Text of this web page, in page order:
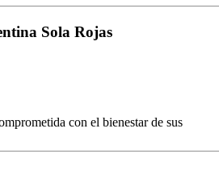
Sola Rojas
con el bienestar de sus